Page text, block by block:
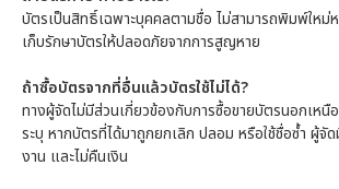
บัตรเป็นสิทธิ์เฉพาะบุคคลตามชื่อ ไม่สามารถพิมพ์ใหม่
เก็บรักษาบัตรให้ปลอดภัยจากการสูญหาย
ถ้าซื้อบัตรจากที่อื่นแล้วบัตรใช้ไม่ได้?
ทางผู้จัดไม่มีส่วนเกี่ยวข้องกับการซื้อขายบัตรนอกเหนื
ระบุ หากบัตรที่ได้มาถูกยกเลิก ปลอม หรือใช้ชื่อซ้ำ ผู้จั
งาน และไม่คืนเงิน